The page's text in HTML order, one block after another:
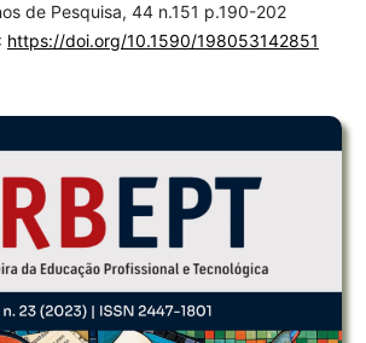
de Pesquisa, 44 n.151 p.190-202
https://doi.org/10.1590/198053142851